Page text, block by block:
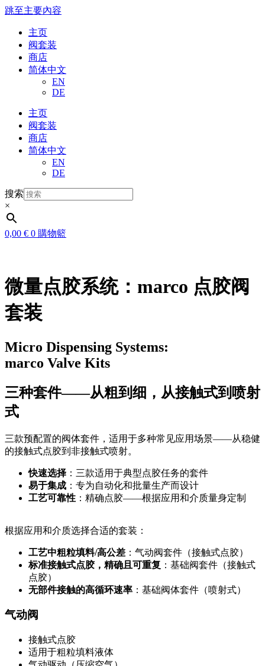
跳至主要內容
主页
阀套装
商店
简体中文
EN
DE
主页
阀套装
商店
简体中文
EN
DE
搜索
×
0,00 € 0 購物籃
微量点胶系统：marco 点胶阀
套装
Micro Dispensing Systems:
marco Valve Kits
三种套件——从粗到细，从接触式到喷射
式
三款预配置的阀体套件，适用于多种常见应用场景——从稳健
的接触式点胶到非接触式喷射。
快速选择 ：三款适用于典型点胶任务的套件
易于集成 ：专为自动化和批量生产而设计
工艺可靠性 ：精确点胶——根据应用和介质量身定制
根据应用和介质选择合适的套装：
工艺中粗粒填料/高公差 ：气动阀套件（接触式点胶）
标准接触式点胶，精确且可重复 ：基础阀套件（接触式
点胶）
无部件接触的高循环速率 ：基础阀体套件（喷射式）
气动阀
接触式点胶
适用于粗粒填料液体